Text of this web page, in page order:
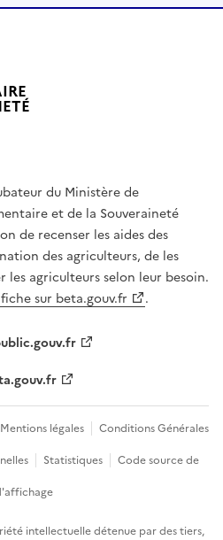
du Ministère de
et de la Souveraineté
de recenser les aides des
des agriculteurs, de les
les agriculteurs selon leur besoin.
sur beta.gouv.fr .
Mentions légales
Conditions Générales
Statistiques
Code source de
intellectuelle détenue par des tiers,